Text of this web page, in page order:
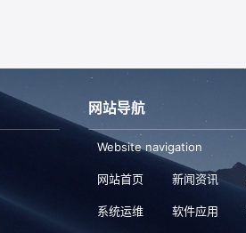
网站导航
Website navigation
网站首页 新闻资讯
系统运维 软件应用